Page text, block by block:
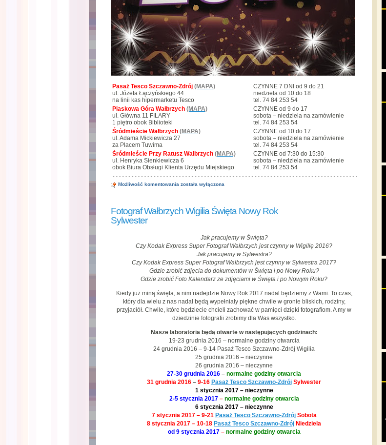
Pasaż Tesco Szczawno-Zdrój (MAPA)
ul. Józefa Łączyńskiego 44
na linii kas hipermarketu Tesco
CZYNNE 7 DNI od 9 do 21
niedziela od 10 do 18
tel. 74 84 253 54
Piaskowa Góra Wałbrzych (MAPA)
ul. Główna 11 FILARY
1 piętro obok Biblioteki
CZYNNE od 9 do 17
sobota – niedziela na zamówienie
tel. 74 84 253 54
Śródmieście Wałbrzych (MAPA)
ul. Adama Mickiewicza 27
za Placem Tuwima
CZYNNE od 10 do 17
sobota – niedziela na zamówienie
tel. 74 84 253 54
Śródmieście Przy Ratusz Wałbrzych (MAPA)
ul. Henryka Sienkiewicza 6
obok Biura Obsługi Klienta Urzędu Miejskiego
CZYNNE od 7:30 do 15:30
sobota – niedziela na zamówienie
tel. 74 84 253 54
Możliwość komentowania Zacznij
Wałbrzychu
z
została wyłączona
Fotograf Wałbrzych Wigilia Święta Nowy Rok
Sylwester
Jak pracujemy w Święta?
Czy Kodak Express Super Fotograf Wałbrzych jest czynny w Wigilię 2016?
Jak pracujemy w Sylwestra?
Czy Kodak Express Super Fotograf Wałbrzych jest czynny w Sylwestra 2017?
Gdzie zrobić zdjęcia do dokumentów w Święta i po Nowy Roku?
Gdzie zrobić Foto Kalendarz ze zdjęciami w Święta i po Nowym Roku?
Kiedy już miną święta, a nim nadejdzie Nowy Rok 2017 nadal będziemy z Wami. To czas,
który dla wielu z nas nadal będą wypełniały piękne chwile w gronie bliskich, rodziny,
przyjaciół. Chwile, które będziecie chcieli zachować w pamięci dzięki fotografiom. A my w
dziedzinie fotografii zrobimy dla Was wszystko.
Nasze laboratoria będą otwarte w następujących godzinach:
19-23 grudnia 2016 – normalne godziny otwarcia
24 grudnia 2016 – 9-14 Pasaż Tesco Szczawno-Zdrój Wigilia
25 grudnia 2016 – nieczynne
26 grudnia 2016 – nieczynne
27-30 grudnia 2016 – normalne godziny otwarcia
31 grudnia 2016 – 9-16 Pasaż Tesco Szczawno-Zdrój Sylwester
1 stycznia 2017 – nieczynne
2-5 stycznia 2017– normalne godziny otwarcia
6 stycznia 2017 – nieczynne
7 stycznia 2017 – 9-21 Pasaż Tesco Szczawno-ZdrójSobota
8 stycznia 2017 – 10-18 Pasaż Tesco Szczawno-Zdrój Niedziela
od 9 stycznia 2017– normalne godziny otwarcia